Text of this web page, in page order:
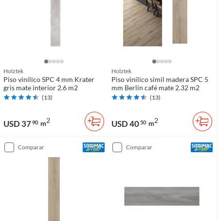
Holztek
Piso vinílico SPC 4 mm Krater
gris mate interior 2.6 m2
(13)
USD 3790 m2
Holztek
Piso vinílico símil madera SPC 5
mm Berlín café mate 2.32 m2
(13)
USD 4050 m2
comparar comparar